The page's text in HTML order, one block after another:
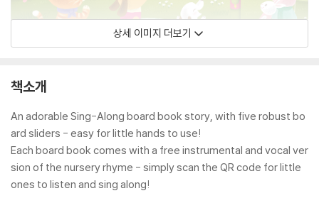
상세 이미지 더보기
책소개
An adorable Sing-Along board book story, with five robust bo
ard sliders - easy for little hands to use!
Each board book comes with a free instrumental and vocal ver
sion of the nursery rhyme - simply scan the QR code for little
ones to listen and sing along!